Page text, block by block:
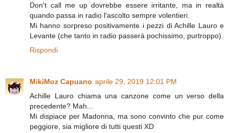
Don't call me up dovrebbe essere irritante, ma in realtà
quando passa in radio l'ascolto sempre volentieri.
Mi hanno sorpreso positivamente i pezzi di Achille Lauro e
Levante (che tanto in radio passerà pochissimo, purtroppo).
Rispondi
MikiMoz Capuano aprile 29, 2019 12:01 PM
Achille Lauro chiama una canzone come un verso della
precedente? Mah...
Mi dispiace per Madonna, ma sono convinto che pur come
peggiore, sia migliore di tutti questi XD